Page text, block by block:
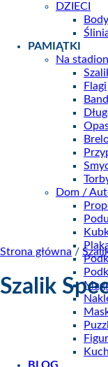
DZIECI
Body
PAMIĄTKI
Na stadion
Flagi
Dom /
Strona główna /
Szalik